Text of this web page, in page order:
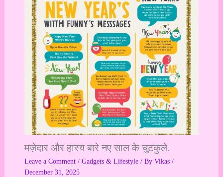
मज़ेदार और हास्य बारे नए साल के चुटकुले.
Leave a Comment / Gadgets & Lifestyle/ By Vikas /
December 31, 2025